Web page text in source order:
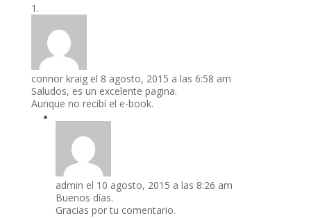
connor kraig el 8 agosto, 2015 a las 6:58 am
Saludos, es un excelente pagina.
Aunque no recibí el e-book.
admin el 10 agosto, 2015 a las 8:26 am
Buenos días.
Gracias por tu comentario.